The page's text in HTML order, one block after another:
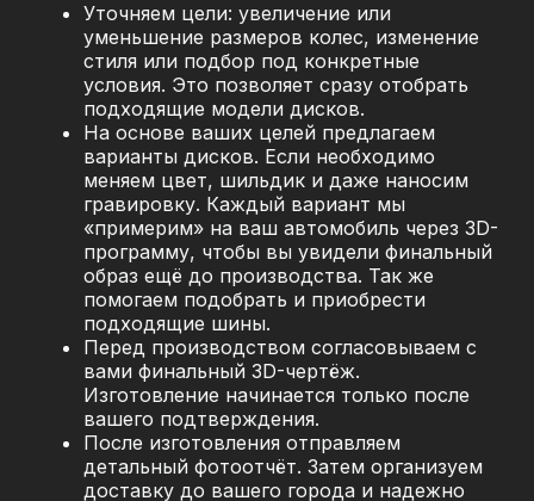
Уточняем цели: увеличение или
уменьшение размеров колес, изменение
стиля или подбор под конкретные
условия. Это позволяет сразу отобрать
подходящие модели дисков.
На основе ваших целей предлагаем
варианты дисков. Если необходимо
меняем цвет, шильдик и даже наносим
гравировку. Каждый вариант мы
«примерим» на ваш автомобиль через 3D-
программу, чтобы вы увидели финальный
образ ещё до производства. Так же
помогаем подобрать и приобрести
подходящие шины.
Перед производством согласовываем с
вами финальный 3D-чертёж.
Изготовление начинается только после
вашего подтверждения.
После изготовления отправляем
детальный фотоотчёт. Затем организуем
доставку до вашего города и надежно